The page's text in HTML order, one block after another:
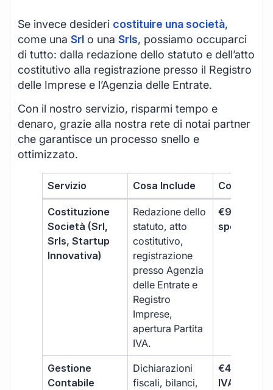
Se invece desideri costituire una società,
come una Srl o una Srls, possiamo occuparci
di tutto: dalla redazione dello statuto e dell’atto
costitutivo alla registrazione presso il Registro
delle Imprese e l’Agenzia delle Entrate.
Con il nostro servizio, risparmi tempo e
denaro, grazie alla nostra rete di notai partner
che garantisce un processo snello e
ottimizzato.
Servizio Cosa Include Costo
Costituzione
Società (Srl,
Srls, Startup
Innovativa)
Redazione dello
statuto, atto
costitutivo,
registrazione
presso Agenzia
delle Entrate e
Registro
Imprese,
apertura Partita
IVA.
€99 + IVA
spese
Gestione
Contabile
Dichiarazioni
fiscali, bilanci,
€499 +
IVA/